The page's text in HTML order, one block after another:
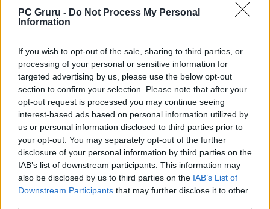
PC Gruru - Do Not Process My Personal
Information
If you wish to opt-out of the sale, sharing to third parties, or
processing of your personal or sensitive information for
targeted advertising by us, please use the below opt-out
section to confirm your selection. Please note that after your
opt-out request is processed you may continue seeing
interest-based ads based on personal information utilized by
us or personal information disclosed to third parties prior to
your opt-out. You may separately opt-out of the further
disclosure of your personal information by third parties on the
IAB’s list of downstream participants. This information may
also be disclosed by us to third parties on the IAB’s List of
Downstream Participants that may further disclose it to other
miközben újdonságokban és remekül
megírt karakterekben sem szenved hiányt,
is kidolgozottabbak, mint eddig bármikor.
Persze hozzá kell tennünk, hogy az ilyen
preview-kat mindig érdemes elosztani
kettővel (elég csak aDragon Age: The
Veilguardra gondolni), mindenesetre
kifejezetten nagy esély van arra, hogy ez
lesz a Ubisoft hőn áhított visszatérése –
ehhez persze az is kell, hogy ne valljon
kudarcot a kasszáknál.